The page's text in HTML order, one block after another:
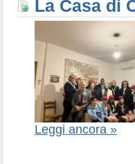
La Casa di
Leggi ancora »